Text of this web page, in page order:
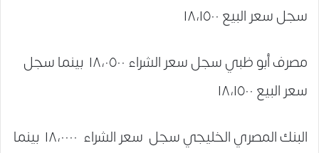
سجل سعر البيع ١٨،١٥٠٠
مصرف أبو ظبي سجل سعر الشراء ١٨،٠٥٠٠ بينما سجل
سعر البيع ١٨،١٥٠٠
البنك المصري الخليجي سجل سعر الشراء ١٨،٠٠٠٠ بينما